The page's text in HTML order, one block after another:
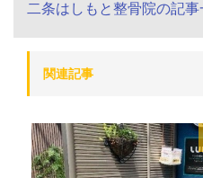
二条はしもと整骨院の記事
関連記事